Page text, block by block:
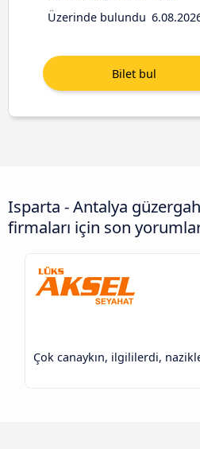
Üzerinde bulundu
Isparta - Antalya
firmaları için son
Çok canaykın, ilgililerdi,